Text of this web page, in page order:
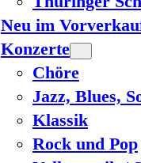
Neu im
Konzerte
Chöre
Jazz, Blues,
Klassik
Rock und Pop